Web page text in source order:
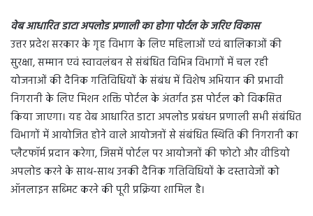
वेब आधारित डाटा अपलोड प्रणाली का होगा पोर्टल के जरिए विकास
उत्तर प्रदेश सरकार के गृह विभाग के लिए महिलाओं एवं बालिकाओं की
सुरक्षा, सम्मान एवं स्वावलंबन से संबंधित विभिन्न विभागों में चल रही
योजनाओं की दैनिक गतिविधियों के संबंध में विशेष अभियान की प्रभावी
निगरानी के लिए मिशन शक्ति पोर्टल के अंतर्गत इस पोर्टल को विकसित
किया जाएगा। यह वेब आधारित डाटा अपलोड प्रबंधन प्रणाली सभी संबंधित
विभागों में आयोजित होने वाले आयोजनों से संबंधित स्थिति की निगरानी का
प्लैटफॉर्म प्रदान करेगा, जिसमें पोर्टल पर आयोजनों की फोटो और वीडियो
अपलोड करने के साथ-साथ उनकी दैनिक गतिविधियों के दस्तावेजों को
ऑनलाइन सब्मिट करने की पूरी प्रक्रिया शामिल है।